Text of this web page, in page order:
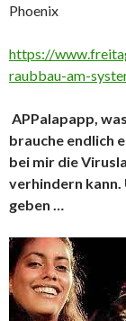
Phoenix
https://
raubbau-am-
APPalapapp,
brauche endlich
bei mir die
verhindern kann.
geben …